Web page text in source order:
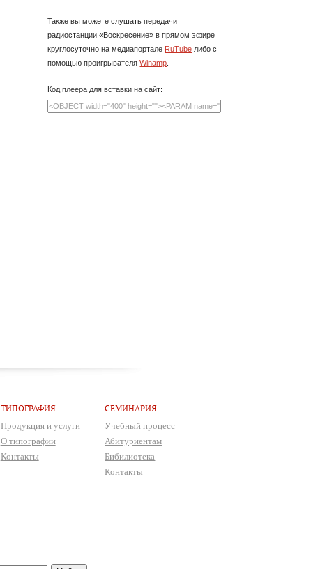
Также вы можете слушать передачи
радиостанции «Воскресение» в прямом эфире
круглосуточно на медиапортале RuTube либо с
помощью проигрывателяWinamp.
Код плеера для вставки на сайт:
ТИПОГРАФИЯ
Продукция и услуги
О типографии
Контакты
СЕМИНАРИЯ
Учебный процесс
Абитуриентам
Бибилиотека
Контакты